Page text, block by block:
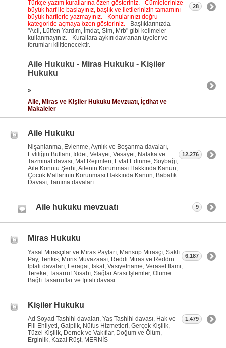
Türkçe yazım kurallarına özen gösteriniz. - Cümlelerinize
büyük harf ile başlayınız, başlık ve iletilerinizin tamamını
büyük harflerle yazmayınız. - Konularınızı doğru
kategoride açmaya özen gösteriniz. - Başlıklarınızda
"Acil, Lütfen Yardım, İmdat, Slm, Mrb" gibi kelimeler
kullanmayınız. - Kurallara aykırı davranan üyeler ve
forumları kilitlenecektir.
28
Aile Hukuku - Miras Hukuku - Kişiler
Hukuku
»
Aile, Miras ve Kişiler Hukuku Mevzuatı, İçtihat ve
Makaleler
Aile Hukuku
Nişanlanma, Evlenme, Ayrılık ve Boşanma davaları,
Evliliğin Butlanı, İddet, Velayet, Vesayet, Nafaka ve
Tazminat davası, Mal Rejimleri, Evlat Edinme, Soybağı,
Aile Konutu Şerhi, Ailenin Korunması Hakkında Kanun,
Çocuk Mallarının Korunması Hakkında Kanun, Babalık
Davası, Tanıma davaları
12.276
Aile hukuku mevzuatı 9
Miras Hukuku
Yasal Mirasçılar ve Miras Payları, Mansup Mirasçı, Saklı
Pay, Tenkis, Muris Muvazaası, Reddi Miras ve Reddin
İptali davaları, Feragat, Iskat, Vasiyetname, Veraset İlamı,
Tereke, Tasarruf Nisabı, Sağlar Arası İşlemler, Ölüme
Bağlı Tasarruflar ve İptali davası
6.187
Kişiler Hukuku
Ad Soyad Tashihi davaları, Yaş Tashihi davası, Hak ve
Fiil Ehliyeti, Gaiplik, Nüfus Hizmetleri, Gerçek Kişilik,
Tüzel Kişilik, Dernek ve Vakıflar, Doğum ve Ölüm,
Erginlik, Kazai Rüşt, MERNİS
1.479